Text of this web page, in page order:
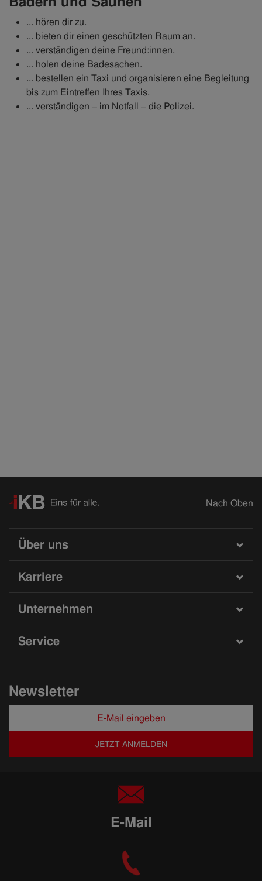
... hören dir zu.
... bieten dir einen geschützten Raum an.
... verständigen deine Freund:innen.
... holen deine Badesachen.
... bestellen ein Taxi und organisieren eine Begleitung
bis zum Eintreffen Ihres Taxis.
... verständigen – im Notfall – die Polizei.
Nach Oben
Über uns
Karriere
Unternehmen
Service
Newsletter
JETZT ANMELDEN
E-Mail